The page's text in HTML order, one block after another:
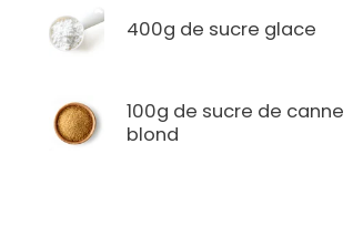
400g de sucre glace
100g de sucre de canne
blond